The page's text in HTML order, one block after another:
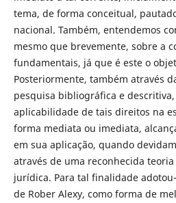
tema, de forma conceitual,
nacional. Também, entendemos
mesmo que brevemente, sobre a
fundamentais, já que é este o
Posteriormente, também através
pesquisa bibliográfica e
aplicabilidade de tais direitos na
forma mediata ou imediata,
em sua aplicação, quando
através de uma reconhecida
jurídica. Para tal finalidade
de Rober Alexy, como forma de